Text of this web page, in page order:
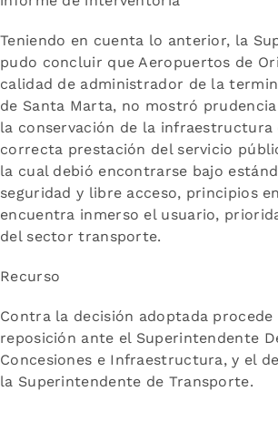
Teniendo en cuenta lo anterior, la
pudo concluir que Aeropuertos de
calidad de administrador de la
de Santa Marta, no mostró
la conservación de la infraestructura
correcta prestación del servicio
la cual debió encontrarse bajo
seguridad y libre acceso, principios
encuentra inmerso el usuario,
del sector transporte.
Recurso
Contra la decisión adoptada procede
reposición ante el Superintendente
Concesiones e Infraestructura, y el
la Superintendente de Transporte.